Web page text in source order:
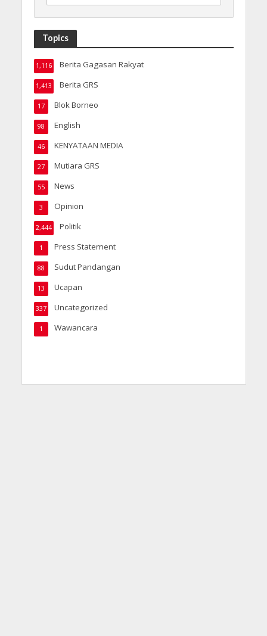
Topics
Berita Gagasan Rakyat
1,116
Berita GRS
1,413
Blok Borneo
17
English
98
KENYATAAN MEDIA
46
Mutiara GRS
27
News
55
Opinion
3
Politik
2,444
Press Statement
1
Sudut Pandangan
88
Ucapan
13
Uncategorized
337
Wawancara
1